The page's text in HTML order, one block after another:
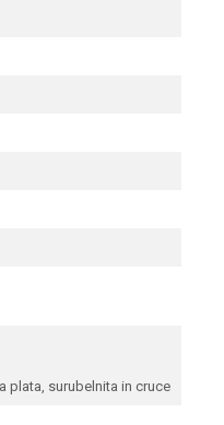
plata, surubelnita in cruce